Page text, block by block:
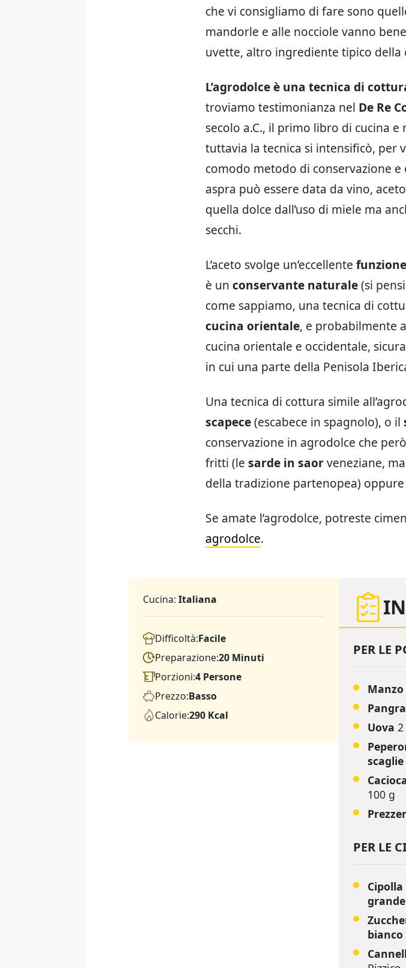
che vi consigliamo di fare sono
mandorle e alle nocciole vanno
uvette, altro ingrediente tipico della
L’agrodolce è una tecnica di
troviamo testimonianza nel De Re
secolo a.C., il primo libro di cucina e
tuttavia la tecnica si intensificò, per
comodo metodo di conservazione
aspra può essere data da vino,
quella dolce dall’uso di miele ma
secchi.
L’aceto svolge un’eccellente
è un conservante naturale(si
come sappiamo, una tecnica di
cucina orientale, e probabilmente
cucina orientale e occidentale,
in cui una parte della Penisola
Una tecnica di cottura simile
scapece(escabece in spagnolo), o il
conservazione in agrodolce che
fritti (le sarde in saorveneziane,
della tradizione partenopea)
Se amate l’agrodolce, potreste
agrodolce.
Cucina: Italiana
Difficoltà:Facile
Preparazione:20 Minuti
Porzioni:4 Persone
Prezzo:Basso
Calorie:290 Kcal
PER LE
Uova 2
scaglie
100 g
PER LE
grande
bianco